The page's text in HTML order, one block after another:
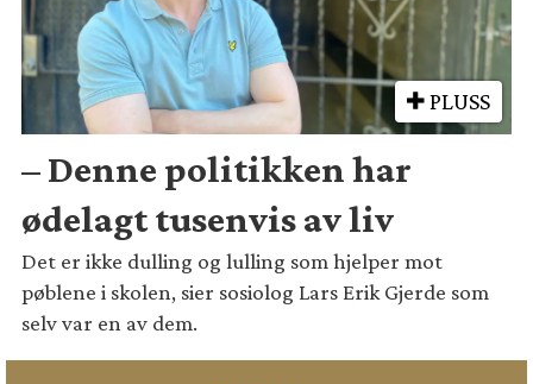
PLUSS
– Denne politikken har
ødelagt tusenvis av liv
Det er ikke dulling og lulling som hjelper mot
pøblene i skolen, sier sosiolog Lars Erik Gjerde som
selv var en av dem.